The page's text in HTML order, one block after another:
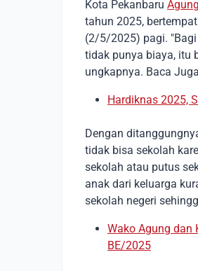
Kota Pekanbaru
tahun 2025,
(2/5/2025) pagi.
tidak punya biaya, itu
ungkapnya. Baca
Hardiknas 2025,
Dengan
tidak bisa sekolah
sekolah atau putus
anak dari keluarga
sekolah negeri
Wako Agung dan
BE/2025